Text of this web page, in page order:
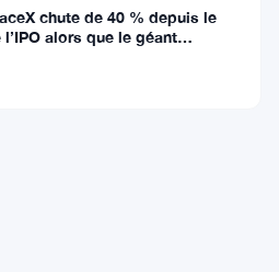
chute de 40 % depuis le
alors que le géant
Musk fait face